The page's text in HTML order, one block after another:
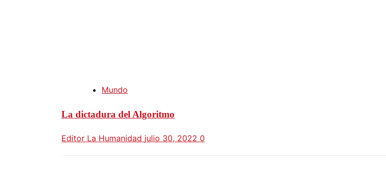
Mundo
La dictadura del Algoritmo
Editor La Humanidad julio 30, 2022 0